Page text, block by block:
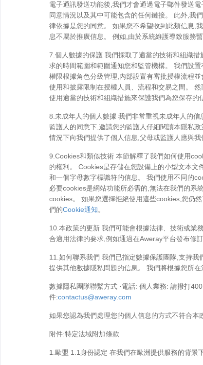
電子通訊發送功能後,我們才會通過電子郵件發送
同意情況以及其中可能包含的任何鏈接。 此外,我
律依據是您的同意。 如果您不希望收到此類信息,
息不屬於推廣信息。 例如,由於系統維護導致服務
7.個人數據的保護 我們採取了適當的技術和組織
求的時間範圍和範圍通知您和監管機構。 我們設
權限根據角色分級管理,內部設置有審批授權流程
使用和披露限制在授權人員、流程和交易之間。
使用適當的技術和組織措施來保護我們為您保存的
8.未成年人的個人數據 我們非常重視未成年人的
監護人的同意下,邀請您的監護人仔細閱讀本隱私
情況下向我們提供了個人信息,父母或監護人應與
9.Cookies和類似技術 本節解釋了我們如何使用
的權利。 Cookies是存儲在您設備上的小型文本
和一個字母數字標識符的信息。 我們使用不同的
必要cookies是網站功能所必需的,無法在我們的系
cookies。 如果您選擇拒絕使用這些cookies,您仍
們的Cookie通知。
10.本政策的更新 我們可能會根據法律、技術或業
合適用法律的要求,例如通過在Aweray平台發布修
11.如何聯系我們 我們已指定數據保護團隊,支持
提供其他數據隱私問題的信息。 我們將根據您所在
數據隱私團隊聯繫方式 ·電話: 個人業務: 請撥打
件:contactus@aweray.com
如果您認為我們處理您的個人信息的方式不符合本
附件:特定法域附加條款
1.歐盟 1.1身份認定 在我們在歐洲提供服務的背景